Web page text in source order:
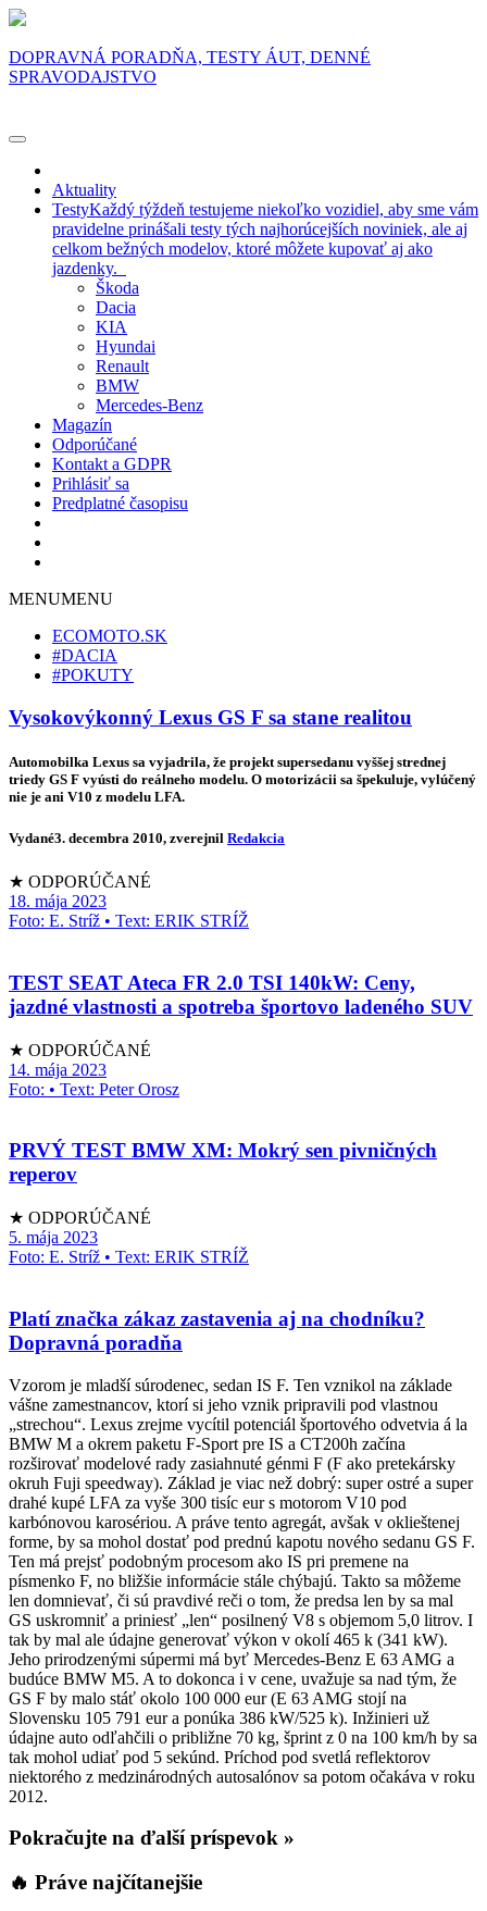
DOPRAVNÁ PORADŇA, TESTY ÁUT, DENNÉ
SPRAVODAJSTVO
Aktuality
TestyKaždý týždeň testujeme niekoľko vozidiel, aby sme vám
pravidelne prinášali testy tých najhorúcejších noviniek, ale aj
celkom bežných modelov, ktoré môžete kupovať aj ako
jazdenky.
Škoda
Dacia
KIA
Hyundai
Renault
BMW
Mercedes-Benz
Magazín
Odporúčané
Kontakt a GDPR
Prihlásiť sa
Predplatné časopisu
MENUMENU
ECOMOTO.SK
#DACIA
#POKUTY
Vysokovýkonný Lexus GS F sa stane realitou
Automobilka Lexus sa vyjadrila, že projekt supersedanu vyššej strednej
triedy GS F vyústi do reálneho modelu. O motorizácii sa špekuluje, vylúčený
nie je ani V10 z modelu LFA.
Vydané3. decembra 2010, zverejnil Redakcia
★ ODPORÚČANÉ
18. mája 2023
Foto: E. Stríž • Text: ERIK STRÍŽ
TEST SEAT Ateca FR 2.0 TSI 140kW: Ceny,
jazdné vlastnosti a spotreba športovo ladeného SUV
★ ODPORÚČANÉ
14. mája 2023
Foto: • Text: Peter Orosz
PRVÝ TEST BMW XM: Mokrý sen pivničných
reperov
★ ODPORÚČANÉ
5. mája 2023
Foto: E. Stríž • Text: ERIK STRÍŽ
Platí značka zákaz zastavenia aj na chodníku?
Dopravná poradňa
Vzorom je mladší súrodenec, sedan IS F. Ten vznikol na základe
vášne zamestnancov, ktorí si jeho vznik pripravili pod vlastnou
„strechou“. Lexus zrejme vycítil potenciál športového odvetvia á la
BMW M a okrem paketu F-Sport pre IS a CT200h začína
rozširovať modelové rady zasiahnuté génmi F (F ako pretekársky
okruh Fuji speedway). Základ je viac než dobrý: super ostré a super
drahé kupé LFA za vyše 300 tisíc eur s motorom V10 pod
karbónovou karosériou. A práve tento agregát, avšak v oklieštenej
forme, by sa mohol dostať pod prednú kapotu nového sedanu GS F.
Ten má prejsť podobným procesom ako IS pri premene na
písmenko F, no bližšie informácie stále chýbajú. Takto sa môžeme
len domnievať, či sú pravdivé reči o tom, že predsa len by sa mal
GS uskromniť a priniesť „len“ posilnený V8 s objemom 5,0 litrov. I
tak by mal ale údajne generovať výkon v okolí 465 k (341 kW).
Jeho prirodzenými súpermi má byť Mercedes-Benz E 63 AMG a
budúce BMW M5. A to dokonca i v cene, uvažuje sa nad tým, že
GS F by malo stáť okolo 100 000 eur (E 63 AMG stojí na
Slovensku 105 791 eur a ponúka 386 kW/525 k). Inžinieri už
údajne auto odľahčili o približne 70 kg, šprint z 0 na 100 km/h by sa
tak mohol udiať pod 5 sekúnd. Príchod pod svetlá reflektorov
niektorého z medzinárodných autosalónov sa potom očakáva v roku
2012.
Pokračujte na ďalší príspevok »
🔥 Práve najčítanejšie